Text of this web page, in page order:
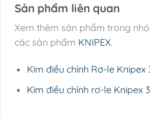
Sản phẩm liên quan
Xem thêm sản phẩm trong
các sản phẩm KNIPEX.
Kìm điều chỉnh Rơ-le Knipex
Kìm điều chỉnh rơ-le Knipex